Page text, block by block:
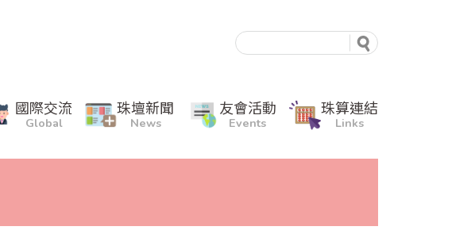
國際交流
Global
珠壇新聞
News
友會活動
Events
珠算連結
Links